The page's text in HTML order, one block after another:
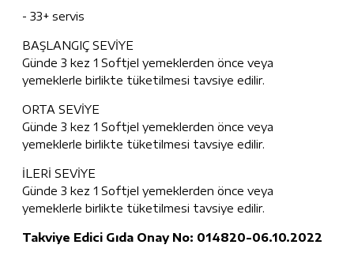
- 33+ servis
BAŞLANGIÇ SEVİYE
Günde 3 kez 1 Softjel yemeklerden önce veya
yemeklerle birlikte tüketilmesi tavsiye edilir.
ORTA SEVİYE
Günde 3 kez 1 Softjel yemeklerden önce veya
yemeklerle birlikte tüketilmesi tavsiye edilir.
İLERİ SEVİYE
Günde 3 kez 1 Softjel yemeklerden önce veya
yemeklerle birlikte tüketilmesi tavsiye edilir.
Takviye Edici Gıda Onay No: 014820-06.10.2022